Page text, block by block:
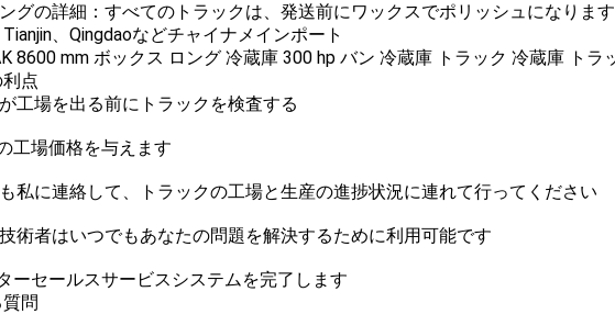
グの詳細：すべてのトラックは、発送前にワックスでポリッシュになります
、Qingdaoなどチャイナメインポート
点
工場を出る前にトラックを検査する
工場価格を与えます
私に連絡して、トラックの工場と生産の進捗状況に連れて行ってください
術者はいつでもあなたの問題を解決するために利用可能です
ーセールスサービスシステムを完了します
問